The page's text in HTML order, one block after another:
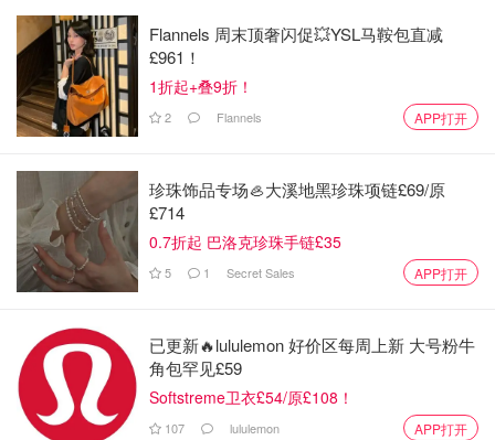
还有网友抓拍到航班经过日食的奇妙景象！
Flannels 周末顶奢闪促💥YSL马鞍包直减
£961！
1折起+叠9折！
2 Flannels APP打开
珍珠饰品专场🦪大溪地黑珍珠项链£69/原
£714
0.7折起 巴洛克珍珠手链£35
5 1 Secret Sales APP打开
已更新🔥lululemon 好价区每周上新 大号粉牛
角包罕见£59
Softstreme卫衣£54/原£108！
107 lululemon APP打开